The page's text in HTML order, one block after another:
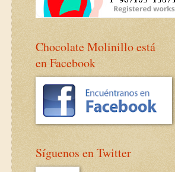
Chocolate Molinillo está
en Facebook
Síguenos en Twitter